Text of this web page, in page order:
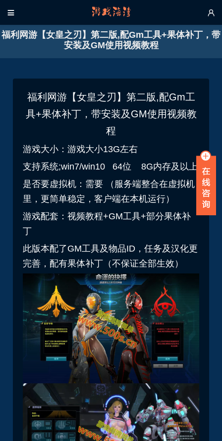
 
福利网游【女皇之刃】第二版,配Gm工具+果体补丁，带
安装及GM使用视频教程
福利网游【女皇之刃】第二版,配Gm工
具+果体补丁，带安装及GM使用视频教
程
游戏大小：游戏大小13G左右
支持系统;win7/win10 64位 8G内存及以上
是否要虚拟机：需要 （服务端整合在虚拟机
里，更简单稳定，客户端在本机运行）
游戏配套：视频教程+GM工具+部分果体补
丁
此版本配了GM工具及物品ID，任务及汉化更
完善，配有果体补丁（不保证全部生效）